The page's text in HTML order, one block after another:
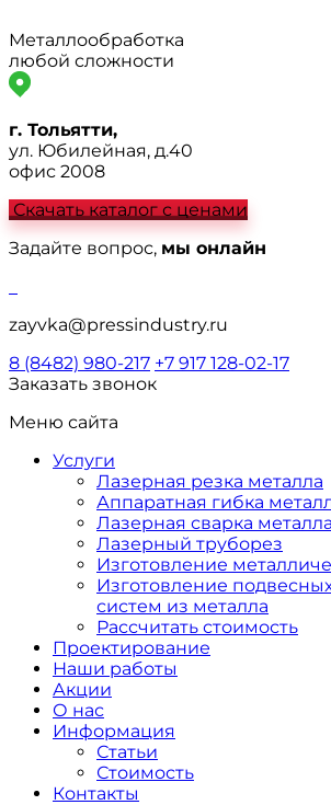
Металлообработка
любой сложности
г. Тольятти,
ул. Юбилейная, д.40
офис 2008
Скачать каталог с ценами
Задайте вопрос, мы онлайн
zayvka@pressindustry.ru
8 (8482) 980-217 +7 917 128-02-17
Заказать звонок
Меню сайта
Услуги
Лазерная резка металла
Аппаратная гибка
Лазерная сварка металла
Лазерный труборез
Изготовление
Изготовление
систем из металла
Рассчитать стоимость
Проектирование
Наши работы
Акции
О нас
Информация
Статьи
Стоимость
Контакты